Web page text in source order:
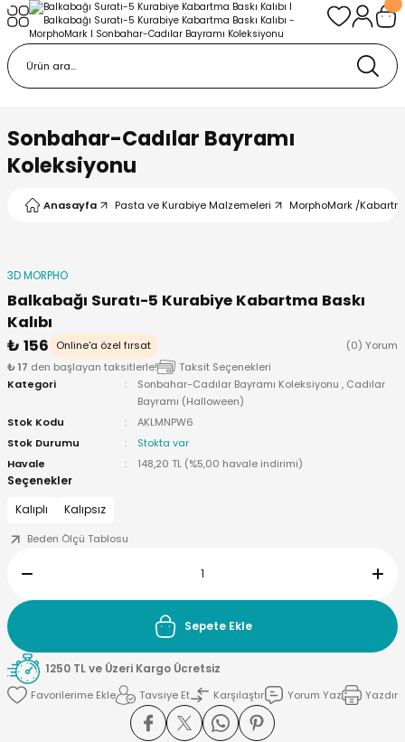
Sonbahar-Cadılar Bayramı
Koleksiyonu
Anasayfa Pasta ve Kurabiye Malzemeleri MorphoMark /
3D MORPHO
Balkabağı Suratı-5 Kurabiye Kabartma Baskı
Kalıbı
₺ 156
Online'a özel fırsat
(0) Yorum
₺ 17 den başlayan taksitlerle!
Taksit Seçenekleri
Kategori
Sonbahar-Cadılar Bayramı Koleksiyonu , Cadılar
Bayramı (Halloween)
Stok Kodu
AKLMNPW6
Stok Durumu
Stokta var
Havale
148,20 TL (%5,00 havale indirimi)
Seçenekler
Kalıplı
Kalıpsız
Beden Ölçü Tablosu
Sepete Ekle
1250 TL ve Üzeri Kargo Ücretsiz
Tavsiye Et
Karşılaştır Yorum Yaz Yazdır
Geri Dön
Malzemeleri
Bas-Çek Kalıp
/ Doku-Şablon Baskı
Aparatları
Kağıdı
Geri Dön